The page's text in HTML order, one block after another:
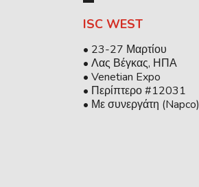
ISC WEST
• 23-27 Μαρτίου
• Λας Βέγκας, ΗΠΑ
• Venetian Expo
• Περίπτερο #12031
• Με συνεργάτη (Napco)